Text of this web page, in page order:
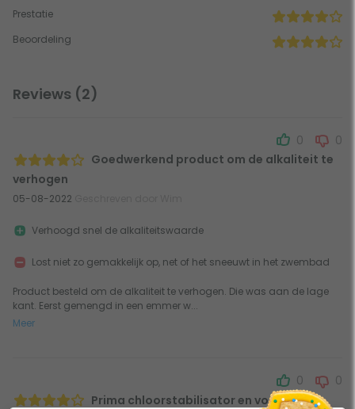
Prestatie
Beoordeling
Reviews (2)
Goedwerkend product om de alkaliteit te
verhogen
05-08-2022
0 0
Product besteld om de alkaliteit te verhogen. Die was aan de lage
kant. Eerst gemengd in een emmer w...
Meer
Verhoogd snel de alkaliteitswaarde
Lost niet zo gemakkelijk op, net of het sneeuwt in het zwembad
Prima chloorstabilisator en voordelig
0 0